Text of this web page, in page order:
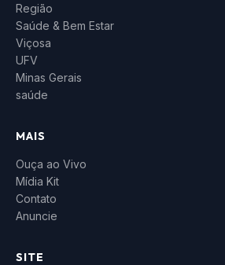
Região
Saúde & Bem Estar
Viçosa
UFV
Minas Gerais
saúde
MAIS
Ouça ao Vivo
Mídia Kit
Contato
Anuncie
SITE